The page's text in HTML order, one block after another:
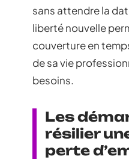
sans attendre la
liberté nouvelle
couverture en
de sa vie
besoins.
Les
résilier
perte